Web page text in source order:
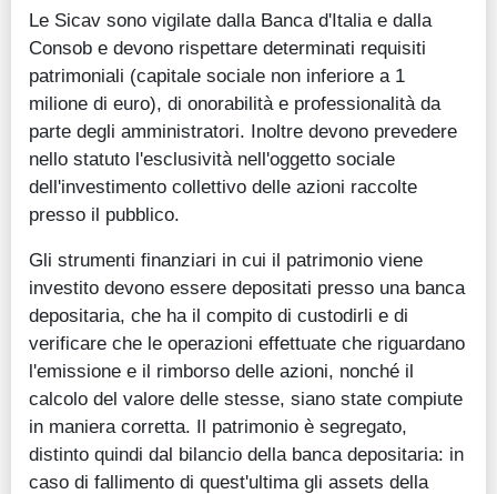
Le Sicav sono vigilate dalla Banca d'Italia e dalla
Consob e devono rispettare determinati requisiti
patrimoniali (capitale sociale non inferiore a 1
milione di euro), di onorabilità e professionalità da
parte degli amministratori. Inoltre devono prevedere
nello statuto l'esclusività nell'oggetto sociale
dell'investimento collettivo delle azioni raccolte
presso il pubblico.
Gli strumenti finanziari in cui il patrimonio viene
investito devono essere depositati presso una banca
depositaria, che ha il compito di custodirli e di
verificare che le operazioni effettuate che riguardano
l'emissione e il rimborso delle azioni, nonché il
calcolo del valore delle stesse, siano state compiute
in maniera corretta. Il patrimonio è segregato,
distinto quindi dal bilancio della banca depositaria: in
caso di fallimento di quest'ultima gli assets della